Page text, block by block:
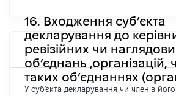
16. Входження суб’єкта
декларування до
ревізійних чи
об’єднань ,організацій,
таких об’єднаннях
У суб'єкта декларування чи членів його